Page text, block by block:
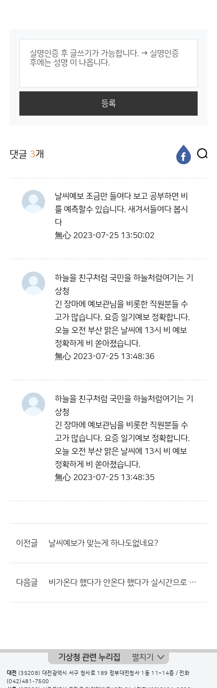
등록
댓글 3개
날씨예보 조금만 들여다 보고 공부하면 비
를 예측할수 있습니다. 새겨서들여다 봅시
다
無心 2023-07-25 13:50:02
하늘을 친구처럼 국민을 하늘처럼여기는 기
상청
긴 장마에 예보관님을 비롯한 직원분들 수
고가 많습니다. 요증 일기예보 정확합니다.
오늘 오전 부산 맑은 날씨에 13시 비 예보
정확하게 비 쏟아졌습니다.
無心 2023-07-25 13:48:36
하늘을 친구처럼 국민을 하늘처럼여기는 기
상청
긴 장마에 예보관님을 비롯한 직원분들 수
고가 많습니다. 요증 일기예보 정확합니다.
오늘 오전 부산 맑은 날씨에 13시 비 예보
정확하게 비 쏟아졌습니다.
無心 2023-07-25 13:48:35
이전글 날씨예보가 맞는게 하나도없네요?
다음글 비가온다 했다가 안온다 했다가 실시간으로 바뀌면
기상청 관련 누리집 펼치기
대전 (35208) 대전광역시 서구 청사로 189 정부대전청사 1동 11~14층 / 전화
(042)481-7500